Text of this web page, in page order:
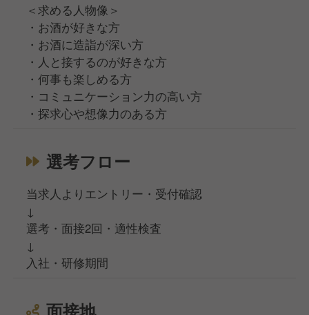
＜求める人物像＞
・お酒が好きな方
・お酒に造詣が深い方
・人と接するのが好きな方
・何事も楽しめる方
・コミュニケーション力の高い方
・探求心や想像力のある方
選考フロー
当求人よりエントリー・受付確認
↓
選考・面接2回・適性検査
↓
入社・研修期間
面接地